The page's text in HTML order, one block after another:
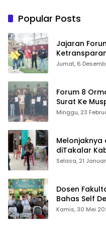
Indonesia
Popular Posts
Jajaran
Damkar Di
Jumat, 6
Forum 8
Surat Ke
Matel di
Minggu, 23
Melonjaknya
diTakalar
angkat
Selasa, 21
Dosen
Bahas Self
Ijtima Ulama
Kamis, 30 Mei